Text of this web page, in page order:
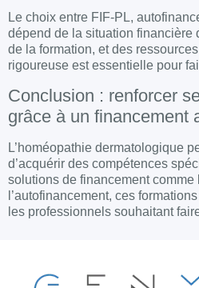
Le choix entre FIF-PL,
dépend de la situation financière
de la formation, et des
rigoureuse est essentielle pour
Conclusion : renforcer
grâce à un financement
L’homéopathie dermatologique
d’acquérir des compétences
solutions de financement comme
l’autofinancement, ces
les professionnels souhaitant